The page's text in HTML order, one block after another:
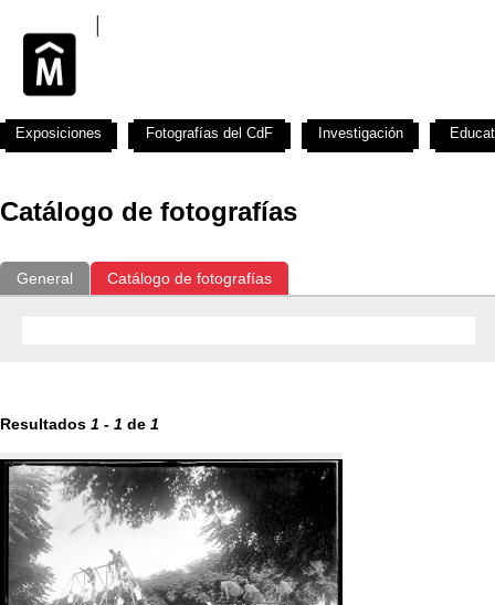
Catálogo de fotografías
General Catálogo de fotografías
Resultados 1 - 1 de 1
Exposiciones Fotografías del CdF Investigación